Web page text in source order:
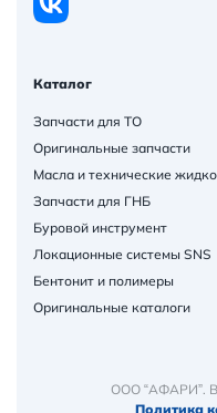
Каталог
Запчасти для ТО
Оригинальные запчасти
Масла и технические
Запчасти для ГНБ
Буровой инструмент
Локационные системы SNS
Бентонит и полимеры
Оригинальные каталоги
ООО “АФАРИ”.
Политика